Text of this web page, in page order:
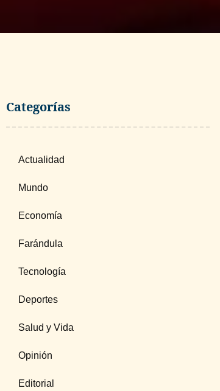
Categorías
Actualidad
Mundo
Economía
Farándula
Tecnología
Deportes
Salud y Vida
Opinión
Editorial